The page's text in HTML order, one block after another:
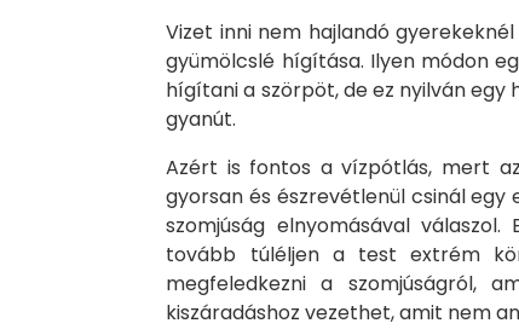
Vizet inni nem hajlandó
gyümölcslé hígítása. Ilyen módon
hígítani a szörpöt, de ez nyilván
gyanút.
Azért is fontos a vízpótlás, mert
gyorsan és észrevétlenül csinál
szomjúság elnyomásával
tovább túléljen a test extrém
megfeledkezni a szomjúságról,
kiszáradáshoz vezethet, amit nem